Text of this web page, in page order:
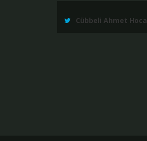
Cübbeli Ahmet Hoca